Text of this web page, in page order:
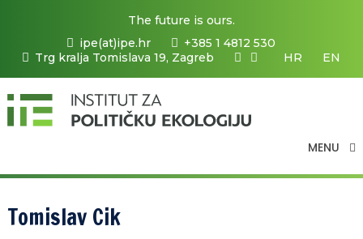
The future is ours.
ipe(at)ipe.hr
+385 1 4812 530
Trg kralja Tomislava 19, Zagreb
HR EN
MENU
Tomislav Cik